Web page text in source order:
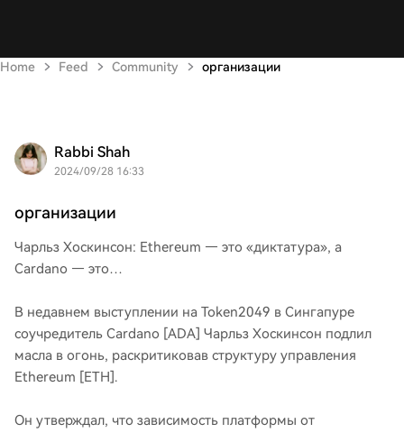
Home Feed Community организации
Rabbi Shah
2024/09/28 16:33
организации
Чарльз Хоскинсон: Ethereum — это «диктатура», а
Cardano — это…
В недавнем выступлении на Token2049 в Сингапуре
соучредитель Cardano [ADA] Чарльз Хоскинсон подлил
масла в огонь, раскритиковав структуру управления
Ethereum [ETH].
Он утверждал, что зависимость платформы от